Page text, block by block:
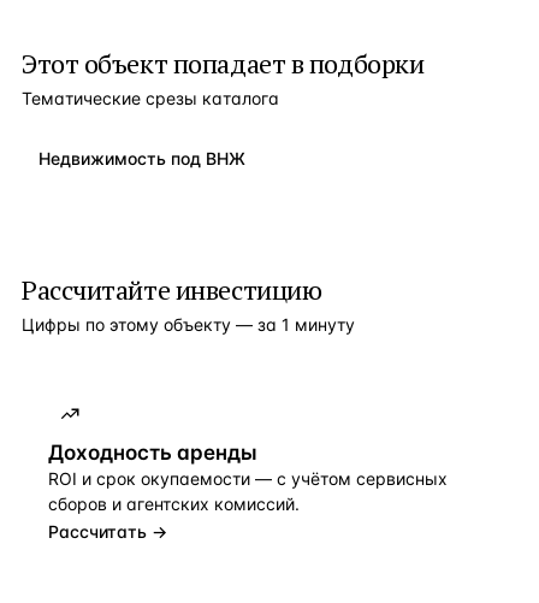
Этот объект попадает в подборки
Тематические срезы каталога
Недвижимость под ВНЖ
Рассчитайте инвестицию
Цифры по этому объекту — за 1 минуту
Доходность аренды
ROI и срок окупаемости — с учётом сервисных
сборов и агентских комиссий.
Рассчитать →